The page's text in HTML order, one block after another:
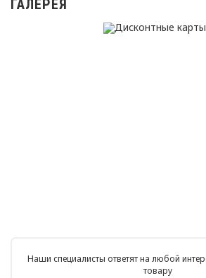
ГАЛЕРЕЯ
Наши специалисты ответят на любой
товару